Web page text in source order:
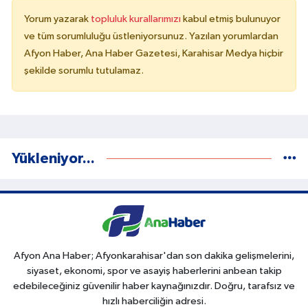
Yorum yazarak topluluk kurallarımızı kabul etmiş bulunuyor
ve tüm sorumluluğu üstleniyorsunuz. Yazılan yorumlardan
Afyon Haber, Ana Haber Gazetesi, Karahisar Medya hiçbir
şekilde sorumlu tutulamaz.
Yükleniyor...
Afyon Ana Haber; Afyonkarahisar'dan son dakika gelişmelerini,
siyaset, ekonomi, spor ve asayiş haberlerini anbean takip
edebileceğiniz güvenilir haber kaynağınızdır. Doğru, tarafsız ve
hızlı haberciliğin adresi.